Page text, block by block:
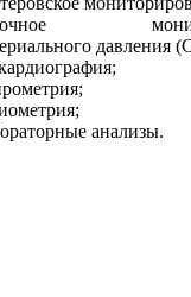
давления
анализы.